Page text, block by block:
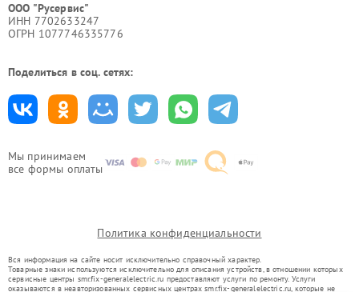
Мы принимаем
все формы оплаты
ООО "Русервис"
ИНН 7702633247
ОГРН 1077746335776
Поделиться в соц. сетях:
Политика конфиденциальности
Вся информация на сайте носит исключительно справочный характер.
Товарные знаки используются исключительно для описания устройств, в отношении которых
сервисные центры smr.fix-generalelectric.ru предоставляют услуги по ремонту. Услуги
оказываются в неавторизованных сервисных центрах smr.fix-generalelectric.ru, которые не